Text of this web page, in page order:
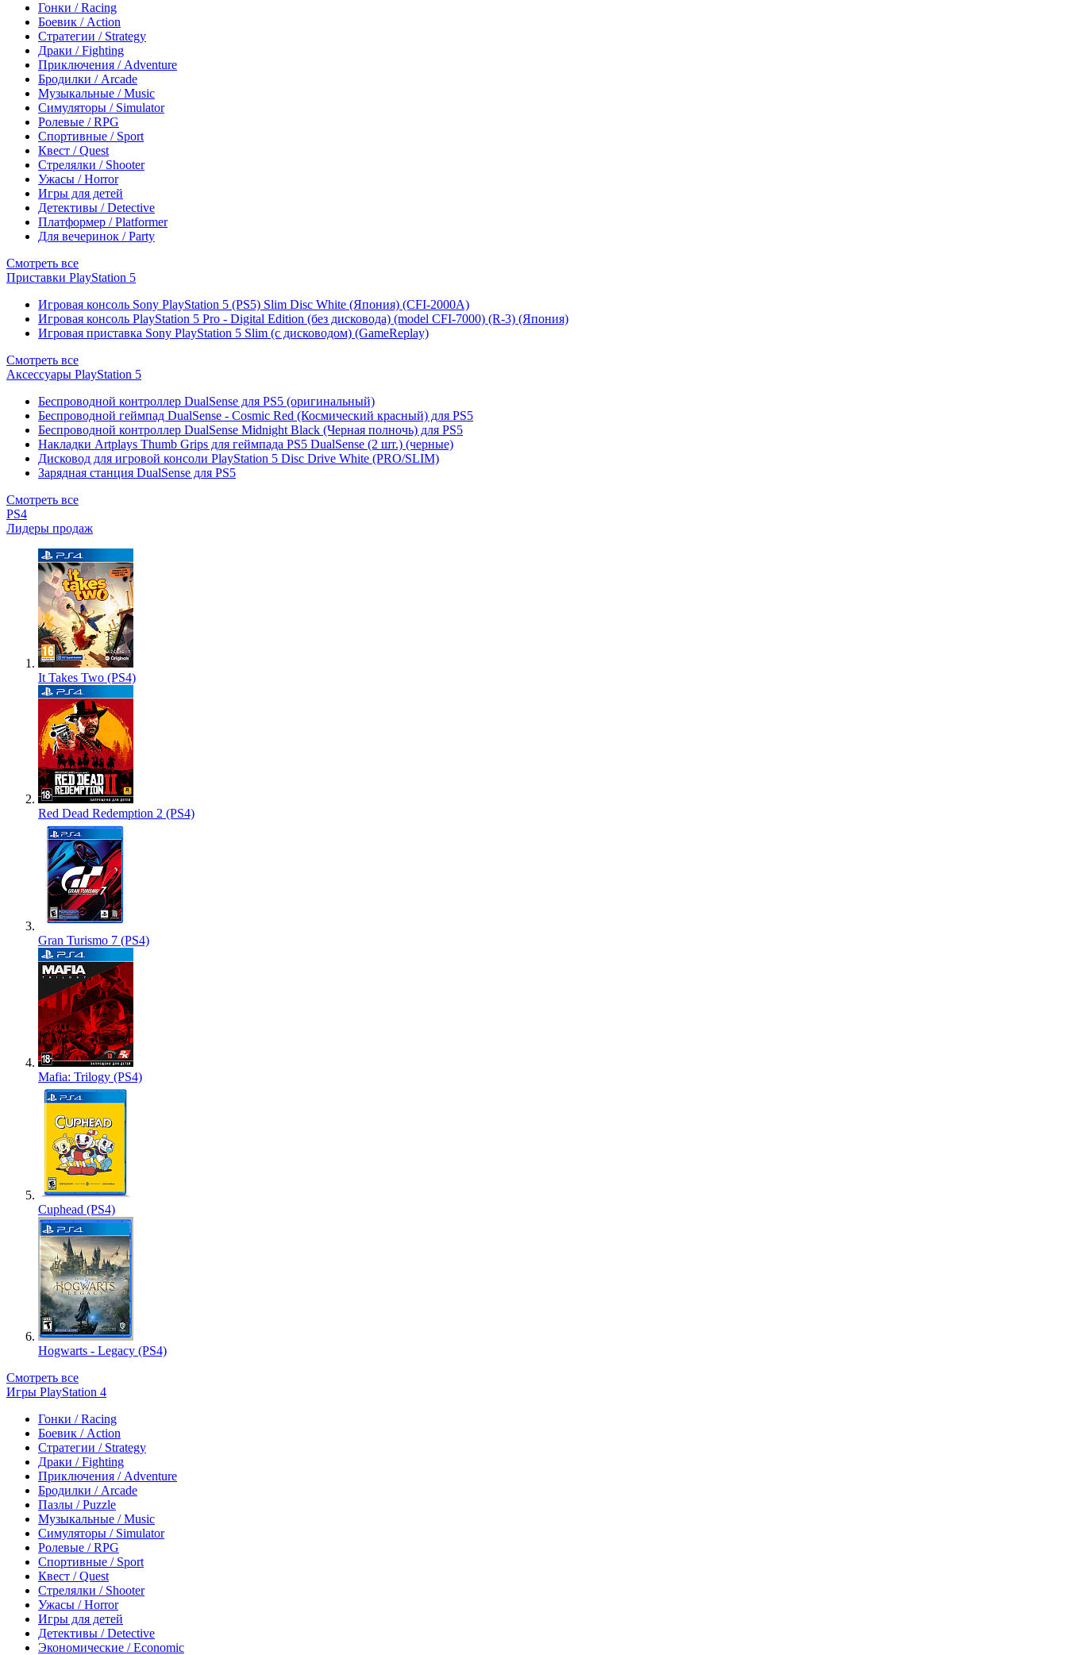
Гонки / Racing
Боевик / Action
Стратегии / Strategy
Драки / Fighting
Приключения / Adventure
Бродилки / Arcade
Музыкальные / Music
Симуляторы / Simulator
Ролевые / RPG
Спортивные / Sport
Квест / Quest
Стрелялки / Shooter
Ужасы / Horror
Игры для детей
Детективы / Detective
Платформер / Platformer
Для вечеринок / Party
Смотреть все
Приставки PlayStation 5
Игровая консоль Sony PlayStation 5 (PS5) Slim Disc White (Япония) (CFI-2000A)
Игровая консоль PlayStation 5 Pro - Digital Edition (без дисковода) (model CFI-7000) (R-3) (Япония)
Игровая приставка Sony PlayStation 5 Slim (с дисководом) (GameReplay)
Смотреть все
Аксессуары PlayStation 5
Беспроводной контроллер DualSense для PS5 (оригинальный)
Беспроводной геймпад DualSense - Cosmic Red (Космический красный) для PS5
Беспроводной контроллер DualSense Midnight Black (Черная полночь) для PS5
Накладки Artplays Thumb Grips для геймпада PS5 DualSense (2 шт.) (черные)
Дисковод для игровой консоли PlayStation 5 Disc Drive White (PRO/SLIM)
Зарядная станция DualSense для PS5
Смотреть все
PS4
Лидеры продаж
It Takes Two (PS4)
Red Dead Redemption 2 (PS4)
Gran Turismo 7 (PS4)
Mafia: Trilogy (PS4)
Cuphead (PS4)
Hogwarts - Legacy (PS4)
Смотреть все
Игры PlayStation 4
Гонки / Racing
Боевик / Action
Стратегии / Strategy
Драки / Fighting
Приключения / Adventure
Бродилки / Arcade
Пазлы / Puzzle
Музыкальные / Music
Симуляторы / Simulator
Ролевые / RPG
Спортивные / Sport
Квест / Quest
Стрелялки / Shooter
Ужасы / Horror
Игры для детей
Детективы / Detective
Экономические / Economic